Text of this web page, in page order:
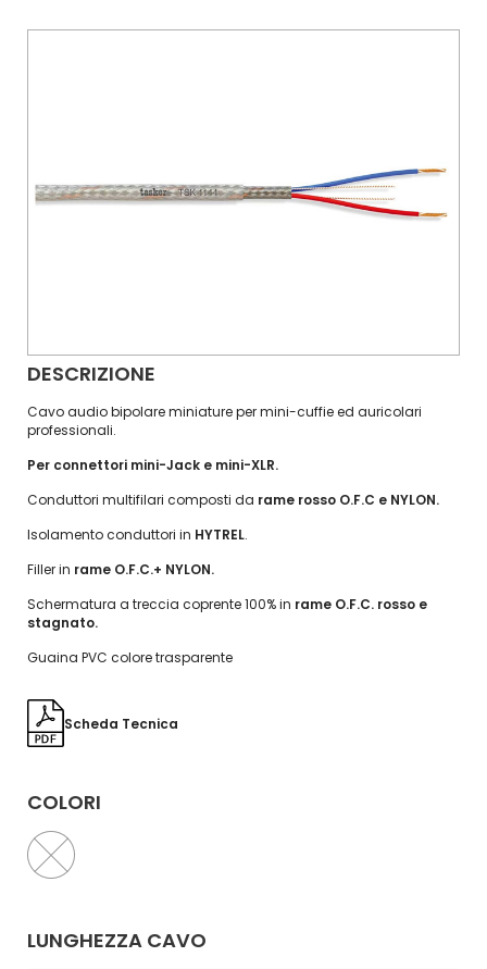
DESCRIZIONE
Cavo audio bipolare miniature per mini-cuffie ed auricolari
professionali.
Per connettori mini-Jack e mini-XLR.
Conduttori multifilari composti da rame rosso O.F.C e NYLON.
Isolamento conduttori in HYTREL.
Filler in rame O.F.C.+ NYLON.
Schermatura a treccia coprente 100% in rame O.F.C. rosso e
stagnato.
Guaina PVC colore trasparente
Scheda Tecnica
COLORI
LUNGHEZZA CAVO